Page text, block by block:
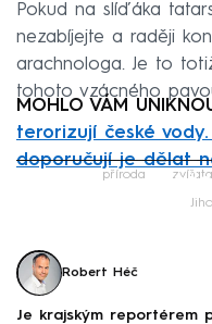
Pokud na slíďáka
nezabíjejte a raději
arachnologa. Je to
tohoto vzácného
MOHLO VÁM
terorizují české
doporučují je dělat
příroda zvířata
Robert Héč
Je krajským reportérem